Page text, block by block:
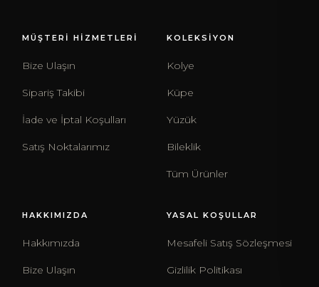
MÜŞTERİ HİZMETLERİ
Bize Ulaşın
Sipariş Takibi
İade ve İptal Koşulları
Satış Noktalarımız
KOLEKSİYON
Kolye
Küpe
Yüzük
Bileklik
Tüm Ürünler
HAKKIMIZDA
Hakkımızda
Bize Ulaşın
YASAL KOŞULLAR
Mesafeli Satış Sözleşmesi
Gizlilik Politikası